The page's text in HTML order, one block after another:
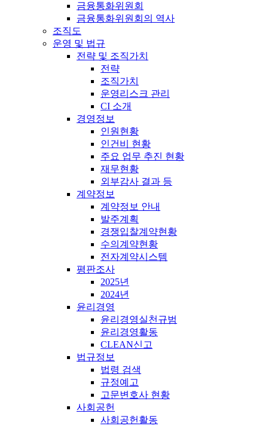
금융통화위원회
금융통화위원회의 역사
조직도
운영 및 법규
전략 및 조직가치
전략
조직가치
운영리스크 관리
CI 소개
경영정보
인원현황
인건비 현황
주요 업무 추진 현황
재무현황
외부감사 결과 등
계약정보
계약정보 안내
발주계획
경쟁입찰계약현황
수의계약현황
전자계약시스템
평판조사
2025년
2024년
윤리경영
윤리경영실천규범
윤리경영활동
CLEAN신고
법규정보
법령 검색
규정예고
고문변호사 현황
사회공헌
사회공헌활동